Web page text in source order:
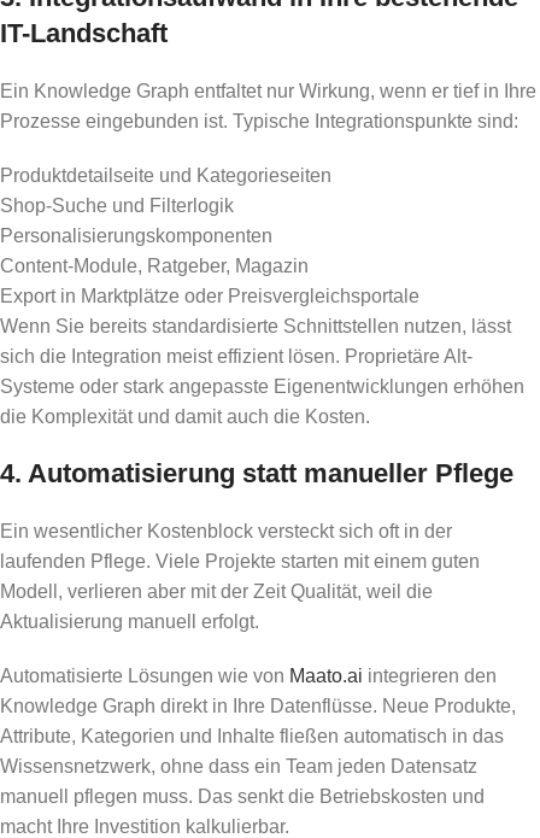
IT-Landschaft
Ein Knowledge Graph entfaltet nur Wirkung, wenn er tief in Ihre
Prozesse eingebunden ist. Typische Integrationspunkte sind:
Produktdetailseite und Kategorieseiten
Shop-Suche und Filterlogik
Personalisierungskomponenten
Content-Module, Ratgeber, Magazin
Export in Marktplätze oder Preisvergleichsportale
Wenn Sie bereits standardisierte Schnittstellen nutzen, lässt
sich die Integration meist effizient lösen. Proprietäre Alt-
Systeme oder stark angepasste Eigenentwicklungen erhöhen
die Komplexität und damit auch die Kosten.
4. Automatisierung statt manueller Pflege
Ein wesentlicher Kostenblock versteckt sich oft in der
laufenden Pflege. Viele Projekte starten mit einem guten
Modell, verlieren aber mit der Zeit Qualität, weil die
Aktualisierung manuell erfolgt.
Automatisierte Lösungen wie von Maato.ai integrieren den
Knowledge Graph direkt in Ihre Datenflüsse. Neue Produkte,
Attribute, Kategorien und Inhalte fließen automatisch in das
Wissensnetzwerk, ohne dass ein Team jeden Datensatz
manuell pflegen muss. Das senkt die Betriebskosten und
macht Ihre Investition kalkulierbar.